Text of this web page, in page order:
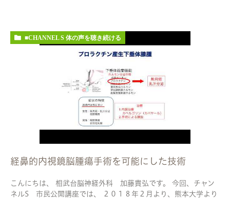
■CHANNEL S 体の声を聴き続ける
経鼻的内視鏡脳腫瘍手術を可能にした技術
こんにちは、 相武台脳神経外科 加藤貴弘です。 今回、チャン
ネルS 市民公開講座では、 ２０１８年２月より、熊本大学より